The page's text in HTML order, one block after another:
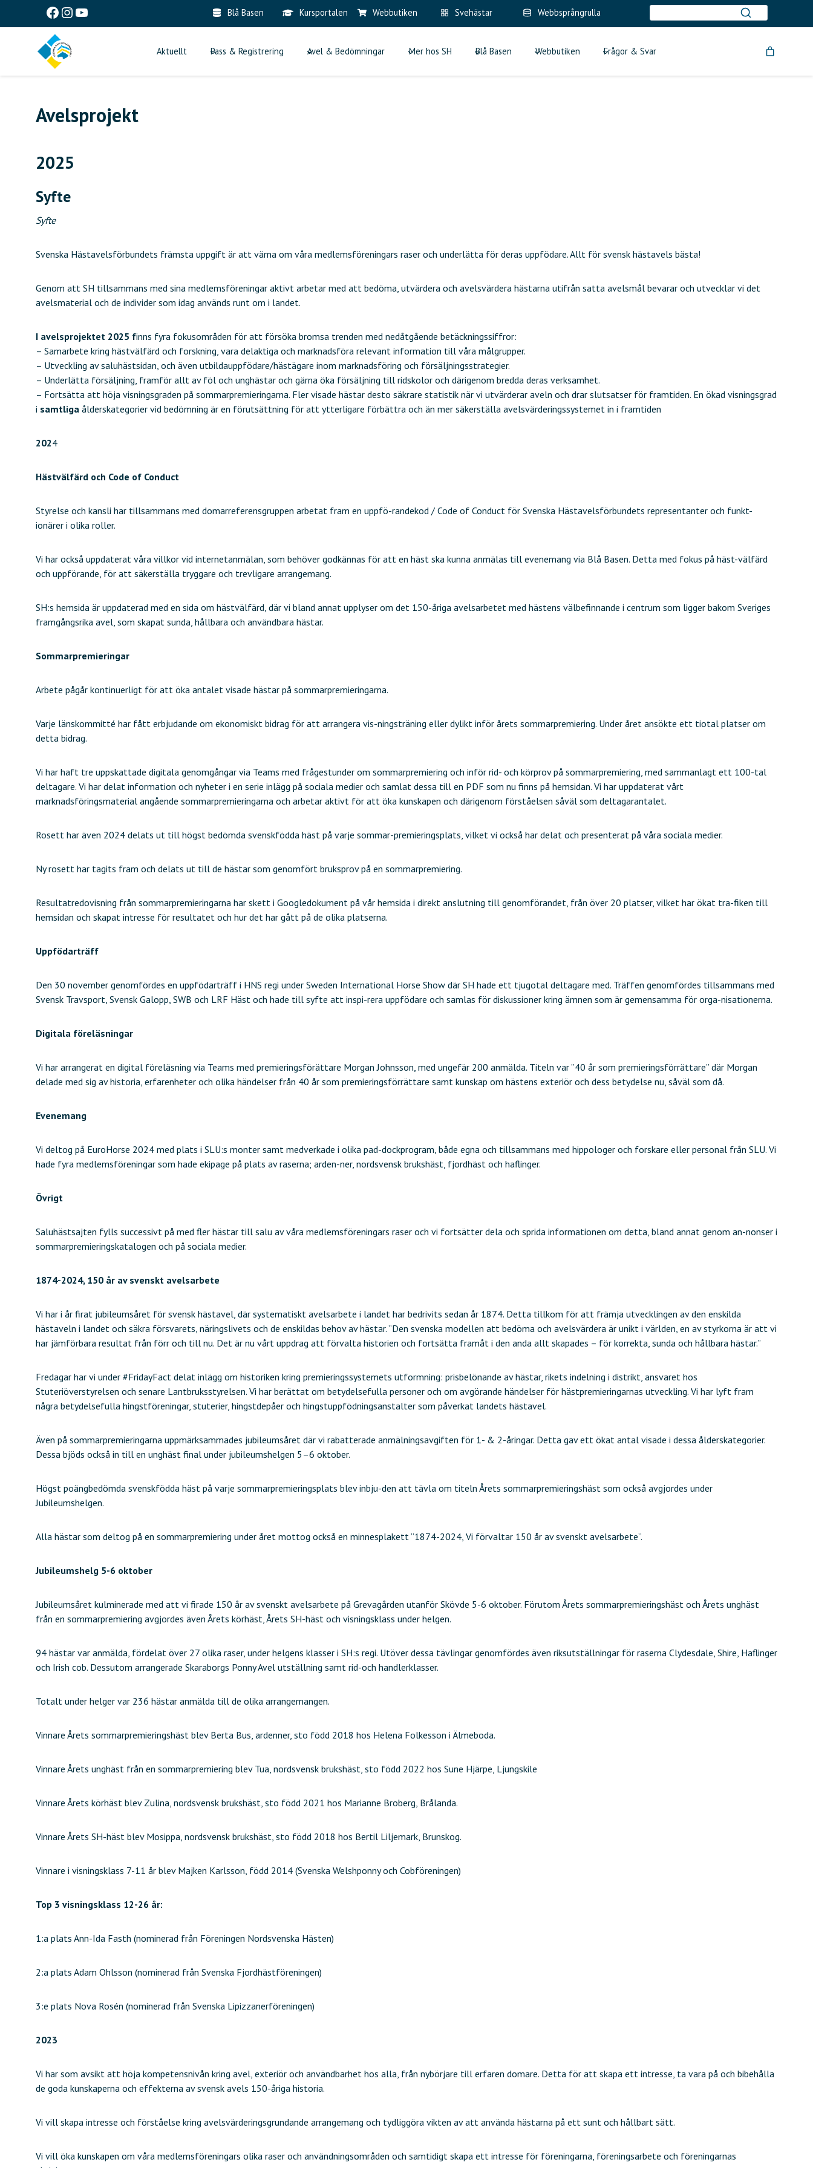
Facebook
Instagram
YouTube Blå Basen Kursportalen Webbutiken Svehästar Webbsprångrulla
Aktuellt Pass & Registrering Avel & Bedömningar Mer hos SH Blå Basen Webbutiken Frågor & Svar
Avelsprojekt
2025
Syfte
Syfte
Svenska Hästavelsförbundets främsta uppgift är att värna om våra medlemsföreningars raser och underlätta för deras uppfödare. Allt för svensk hästavels bästa!
Genom att SH tillsammans med sina medlemsföreningar aktivt arbetar med att bedöma, utvärdera och avelsvärdera hästarna utifrån satta avelsmål bevarar och utvecklar vi det
avelsmaterial och de individer som idag används runt om i landet.
I avelsprojektet 2025 finns fyra fokusområden för att försöka bromsa trenden med nedåtgående betäckningssiffror:
– Samarbete kring hästvälfärd och forskning, vara delaktiga och marknadsföra relevant information till våra målgrupper.
– Utveckling av saluhästsidan, och även utbildauppfödare/hästägare inom marknadsföring och försäljningsstrategier.
– Underlätta försäljning, framför allt av föl och unghästar och gärna öka försäljning till ridskolor och därigenom bredda deras verksamhet.
– Fortsätta att höja visningsgraden på sommarpremieringarna. Fler visade hästar desto säkrare statistik när vi utvärderar aveln och drar slutsatser för framtiden. En ökad visningsgrad
i samtliga ålderskategorier vid bedömning är en förutsättning för att ytterligare förbättra och än mer säkerställa avelsvärderingssystemet in i framtiden
2024
Hästvälfärd och Code of Conduct
Styrelse och kansli har tillsammans med domarreferensgruppen arbetat fram en uppfö-randekod / Code of Conduct för Svenska Hästavelsförbundets representanter och funkt-
ionärer i olika roller.
Vi har också uppdaterat våra villkor vid internetanmälan, som behöver godkännas för att en häst ska kunna anmälas till evenemang via Blå Basen. Detta med fokus på häst-välfärd
och uppförande, för att säkerställa tryggare och trevligare arrangemang.
SH:s hemsida är uppdaterad med en sida om hästvälfärd, där vi bland annat upplyser om det 150-åriga avelsarbetet med hästens välbefinnande i centrum som ligger bakom Sveriges
framgångsrika avel, som skapat sunda, hållbara och användbara hästar.
Sommarpremieringar
Arbete pågår kontinuerligt för att öka antalet visade hästar på sommarpremieringarna.
Varje länskommitté har fått erbjudande om ekonomiskt bidrag för att arrangera vis-ningsträning eller dylikt inför årets sommarpremiering. Under året ansökte ett tiotal platser om
detta bidrag.
Vi har haft tre uppskattade digitala genomgångar via Teams med frågestunder om sommarpremiering och inför rid- och körprov på sommarpremiering, med sammanlagt ett 100-tal
deltagare. Vi har delat information och nyheter i en serie inlägg på sociala medier och samlat dessa till en PDF som nu finns på hemsidan. Vi har uppdaterat vårt
marknadsföringsmaterial angående sommarpremieringarna och arbetar aktivt för att öka kunskapen och därigenom förståelsen såväl som deltagarantalet.
Rosett har även 2024 delats ut till högst bedömda svenskfödda häst på varje sommar-premieringsplats, vilket vi också har delat och presenterat på våra sociala medier.
Ny rosett har tagits fram och delats ut till de hästar som genomfört bruksprov på en sommarpremiering.
Resultatredovisning från sommarpremieringarna har skett i Googledokument på vår hemsida i direkt anslutning till genomförandet, från över 20 platser, vilket har ökat tra-fiken till
hemsidan och skapat intresse för resultatet och hur det har gått på de olika platserna.
Uppfödarträff
Den 30 november genomfördes en uppfödarträff i HNS regi under Sweden International Horse Show där SH hade ett tjugotal deltagare med. Träffen genomfördes tillsammans med
Svensk Travsport, Svensk Galopp, SWB och LRF Häst och hade till syfte att inspi-rera uppfödare och samlas för diskussioner kring ämnen som är gemensamma för orga-nisationerna.
Digitala föreläsningar
Vi har arrangerat en digital föreläsning via Teams med premieringsförättare Morgan Johnsson, med ungefär 200 anmälda. Titeln var ”40 år som premieringsförrättare” där Morgan
delade med sig av historia, erfarenheter och olika händelser från 40 år som premieringsförrättare samt kunskap om hästens exteriör och dess betydelse nu, såväl som då.
Evenemang
Vi deltog på EuroHorse 2024 med plats i SLU:s monter samt medverkade i olika pad-dockprogram, både egna och tillsammans med hippologer och forskare eller personal från SLU. Vi
hade fyra medlemsföreningar som hade ekipage på plats av raserna; arden-ner, nordsvensk brukshäst, fjordhäst och haflinger.
Övrigt
Saluhästsajten fylls successivt på med fler hästar till salu av våra medlemsföreningars raser och vi fortsätter dela och sprida informationen om detta, bland annat genom an-nonser i
sommarpremieringskatalogen och på sociala medier.
1874-2024, 150 år av svenskt avelsarbete
Vi har i år firat jubileumsåret för svensk hästavel, där systematiskt avelsarbete i landet har bedrivits sedan år 1874. Detta tillkom för att främja utvecklingen av den enskilda
hästaveln i landet och säkra försvarets, näringslivets och de enskildas behov av hästar. ”Den svenska modellen att bedöma och avelsvärdera är unikt i världen, en av styrkorna är att vi
har jämförbara resultat från förr och till nu. Det är nu vårt uppdrag att förvalta historien och fortsätta framåt i den anda allt skapades – för korrekta, sunda och hållbara hästar.”
Fredagar har vi under #FridayFact delat inlägg om historiken kring premieringssystemets utformning: prisbelönande av hästar, rikets indelning i distrikt, ansvaret hos
Stuteriöverstyrelsen och senare Lantbruksstyrelsen. Vi har berättat om betydelsefulla personer och om avgörande händelser för hästpremieringarnas utveckling. Vi har lyft fram
några betydelsefulla hingstföreningar, stuterier, hingstdepåer och hingstuppfödningsanstalter som påverkat landets hästavel.
Även på sommarpremieringarna uppmärksammades jubileumsåret där vi rabatterade anmälningsavgiften för 1- & 2-åringar. Detta gav ett ökat antal visade i dessa ålderskategorier.
Dessa bjöds också in till en unghäst final under jubileumshelgen 5–6 oktober.
Högst poängbedömda svenskfödda häst på varje sommarpremieringsplats blev inbju-den att tävla om titeln Årets sommarpremieringshäst som också avgjordes under
Jubileumshelgen.
Alla hästar som deltog på en sommarpremiering under året mottog också en minnesplakett ”1874-2024, Vi förvaltar 150 år av svenskt avelsarbete”.
Jubileumshelg 5-6 oktober
Jubileumsåret kulminerade med att vi firade 150 år av svenskt avelsarbete på Grevagården utanför Skövde 5-6 oktober. Förutom Årets sommarpremieringshäst och Årets unghäst
från en sommarpremiering avgjordes även Årets körhäst, Årets SH-häst och visningsklass under helgen.
94 hästar var anmälda, fördelat över 27 olika raser, under helgens klasser i SH:s regi. Utöver dessa tävlingar genomfördes även riksutställningar för raserna Clydesdale, Shire, Haflinger
och Irish cob. Dessutom arrangerade Skaraborgs Ponny Avel utställning samt rid-och handlerklasser.
Totalt under helger var 236 hästar anmälda till de olika arrangemangen.
Vinnare Årets sommarpremieringshäst blev Berta Bus, ardenner, sto född 2018 hos Helena Folkesson i Älmeboda.
Vinnare Årets unghäst från en sommarpremiering blev Tua, nordsvensk brukshäst, sto född 2022 hos Sune Hjärpe, Ljungskile
Vinnare Årets körhäst blev Zulina, nordsvensk brukshäst, sto född 2021 hos Marianne Broberg, Brålanda.
Vinnare Årets SH-häst blev Mosippa, nordsvensk brukshäst, sto född 2018 hos Bertil Liljemark, Brunskog.
Vinnare i visningsklass 7-11 år blev Majken Karlsson, född 2014 (Svenska Welshponny och Cobföreningen)
Top 3 visningsklass 12-26 år:
1:a plats Ann-Ida Fasth (nominerad från Föreningen Nordsvenska Hästen)
2:a plats Adam Ohlsson (nominerad från Svenska Fjordhästföreningen)
3:e plats Nova Rosén (nominerad från Svenska Lipizzanerföreningen)
2023
Vi har som avsikt att höja kompetensnivån kring avel, exteriör och användbarhet hos alla, från nybörjare till erfaren domare. Detta för att skapa ett intresse, ta vara på och bibehålla
de goda kunskaperna och effekterna av svensk avels 150-åriga historia.
Vi vill skapa intresse och förståelse kring avelsvärderingsgrundande arrangemang och tydliggöra vikten av att använda hästarna på ett sunt och hållbart sätt.
Vi vill öka kunskapen om våra medlemsföreningars olika raser och användningsområden och samtidigt skapa ett intresse för föreningarna, föreningsarbete och föreningarnas